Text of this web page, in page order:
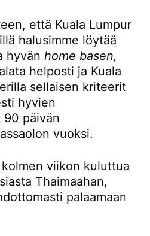
että Kuala Lumpur
halusimme löytää
hyvän home basen,
helposti ja Kuala
sellaisen kriteerit
hyvien
päivän
vuoksi.
viikon kuluttua
Thaimaahan,
palaamaan